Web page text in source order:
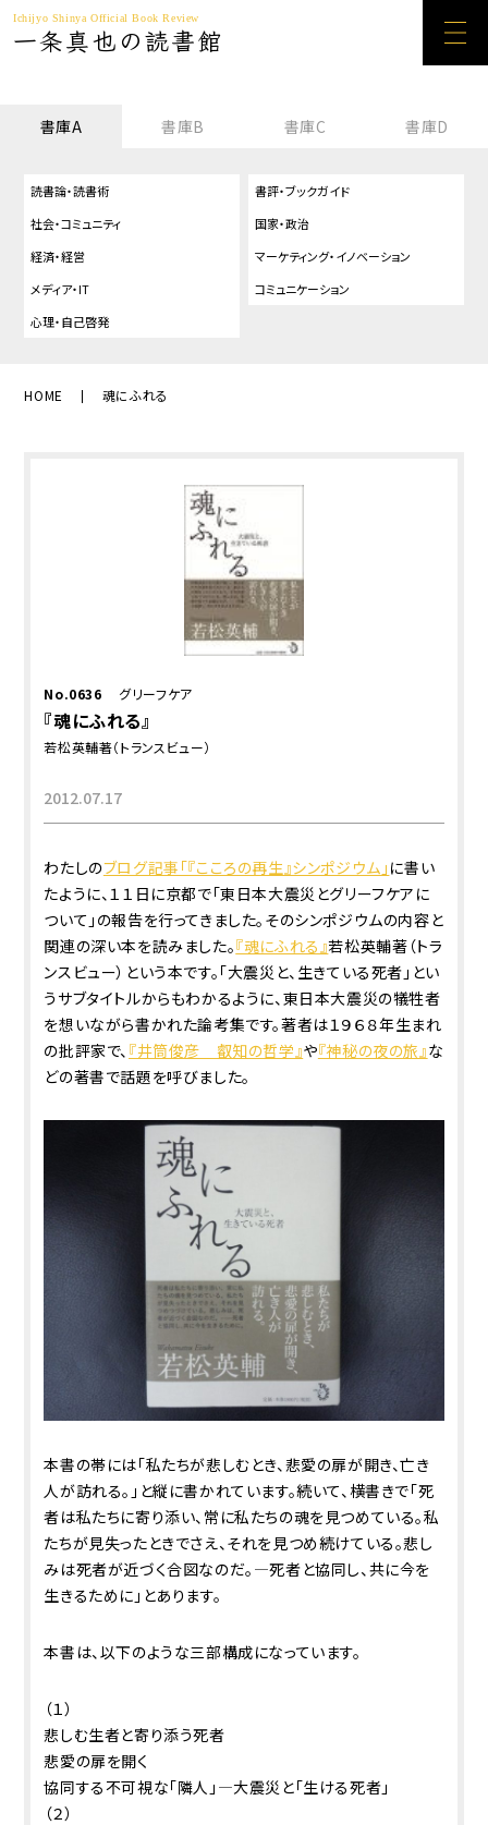
Ichijyo Shinya Official Book Review
一条真也の読書館
書庫A 書庫B 書庫C 書庫D
読書論・読書術
書評・ブックガイド
社会・コミュニティ
国家・政治
経済・経営
マーケティング・イノベーション
メディア・IT
コミュニケーション
心理・自己啓発
HOME 魂にふれる
No.0636 グリーフケア
『魂にふれる』
若松英輔著（トランスビュー）
2012.07.17
わたしのブログ記事「『こころの再生』シンポジウム」 に書い
たように、１１日に京都で「東日本大震災とグリーフケアに
ついて」の報告を行ってきました。そのシンポジウムの内容と
関連の深い本を読みました。『魂にふれる』若松英輔著（トラ
ンスビュー）という本です。「大震災と、生きている死者」とい
うサブタイトルからもわかるように、東日本大震災の犠牲者
を想いながら書かれた論考集です。著者は１９６８年生まれ
の批評家で、 『井筒俊彦 叡知の哲学』や『神秘の夜の旅』な
どの著書で話題を呼びました。
本書の帯には「私たちが悲しむとき、悲愛の扉が開き、亡き
人が訪れる。」と縦に書かれています。続いて、横書きで「死
者は私たちに寄り添い、常に私たちの魂を見つめている。私
たちが見失ったときでさえ、それを見つめ続けている。悲し
みは死者が近づく合図なのだ。―死者と協同し、共に今を
生きるために」とあります。
本書は、以下のような三部構成になっています。
（１）
悲しむ生者と寄り添う死者
悲愛の扉を開く
協同する不可視な「隣人」―大震災と「生ける死者」
（２）